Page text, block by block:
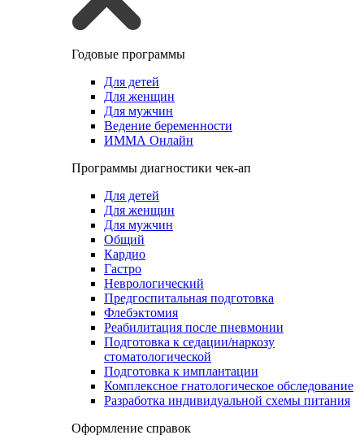
Годовые программы
Для детей
Для женщин
Для мужчин
Ведение беременности
ИММА Онлайн
Программы диагностики чек-ап
Для детей
Для женщин
Для мужчин
Общий
Кардио
Гастро
Неврологический
Предгоспитальная подготовка
Флебэктомия
Реабилитация после пневмонии
Подготовка к седации/наркозу
стоматологической
Подготовка к имплантации
Комплексное гнатологическое обследование
Разработка индивидуальной схемы питания
Оформление справок